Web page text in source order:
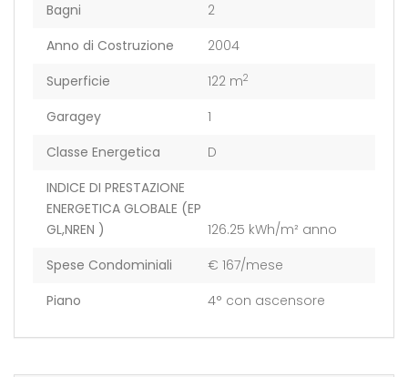
Bagni
2
Anno di Costruzione
2004
Superficie
122 m2
Garagey
1
Classe Energetica
D
INDICE DI PRESTAZIONE
ENERGETICA GLOBALE (EP
GL,NREN )
126.25 kWh/m² anno
Spese Condominiali
€ 167/mese
Piano
4° con ascensore